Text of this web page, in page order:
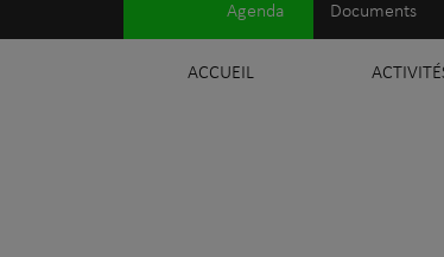
Agenda Documents
ACCUEIL